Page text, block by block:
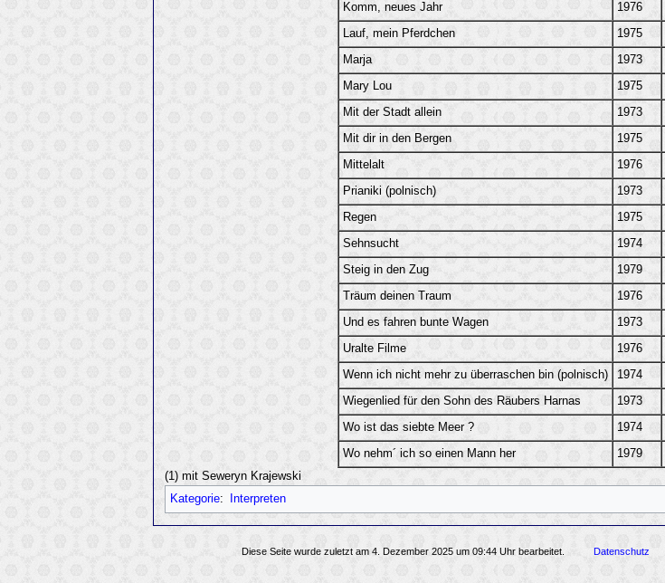
Komm, neues Jahr 1976
Lauf, mein Pferdchen 1975
Marja 1973
Mary Lou 1975
Mit der Stadt allein 1973
Mit dir in den Bergen 1975
Mittelalt 1976
Prianiki (polnisch) 1973
Regen 1975
Sehnsucht 1974
Steig in den Zug 1979
Träum deinen Traum 1976
Und es fahren bunte Wagen 1973
Uralte Filme 1976
Wenn ich nicht mehr zu überraschen bin (polnisch) 1974
Wiegenlied für den Sohn des Räubers Harnas 1973
Wo ist das siebte Meer ? 1974
Wo nehm´ ich so einen Mann her 1979
(1) mit Seweryn Krajewski
Kategorie: Interpreten
Diese Seite wurde zuletzt am 4. Dezember 2025 um 09:44 Uhr bearbeitet. Datenschutz